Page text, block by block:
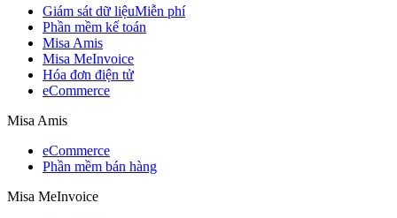
Giám sát dữ liệuMiễn phí
Phần mềm kế toán
Misa Amis
Misa MeInvoice
Hóa đơn điện tử
eCommerce
Misa Amis
eCommerce
Phần mềm bán hàng
Misa MeInvoice